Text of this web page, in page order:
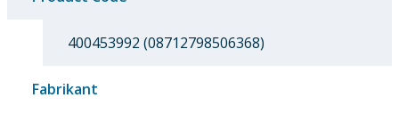
400453992 (08712798506368)
Fabrikant